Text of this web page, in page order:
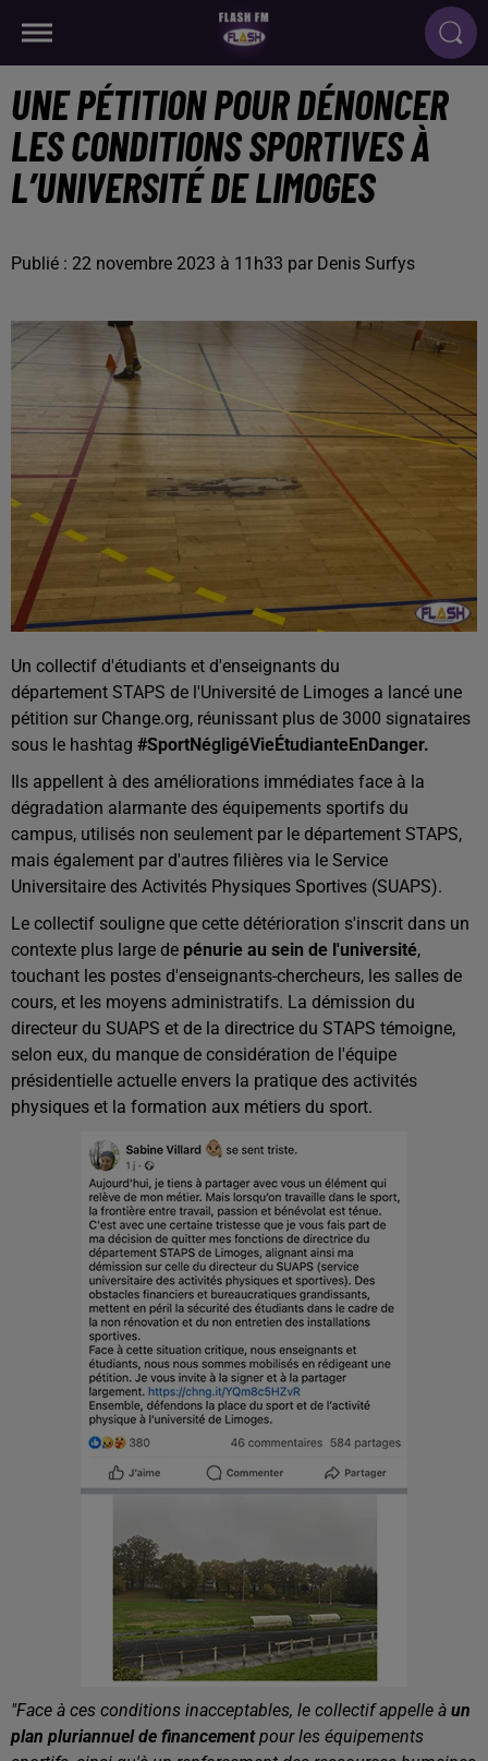
UNE PÉTITION POUR DÉNONCER
LES CONDITIONS SPORTIVES À
L’UNIVERSITÉ DE LIMOGES
Publié : 22 novembre 2023 à 11h33 par Denis Surfys
Un collectif d'étudiants et d'enseignants du
département STAPS de l'Université de Limoges a lancé une
pétition sur Change.org, réunissant plus de 3000 signataires
sous le hashtag #SportNégligéVieÉtudianteEnDanger.
Ils appellent à des améliorations immédiates face à la
dégradation alarmante des équipements sportifs du
campus, utilisés non seulement par le département STAPS,
mais également par d'autres filières via le Service
Universitaire des Activités Physiques Sportives (SUAPS).
Le collectif souligne que cette détérioration s'inscrit dans un
contexte plus large de pénurie au sein de l'université,
touchant les postes d'enseignants-chercheurs, les salles de
cours, et les moyens administratifs. La démission du
directeur du SUAPS et de la directrice du STAPS témoigne,
selon eux, du manque de considération de l'équipe
présidentielle actuelle envers la pratique des activités
physiques et la formation aux métiers du sport.
"Face à ces conditions inacceptables, le collectif appelle à un
plan pluriannuel de financementpour les équipements